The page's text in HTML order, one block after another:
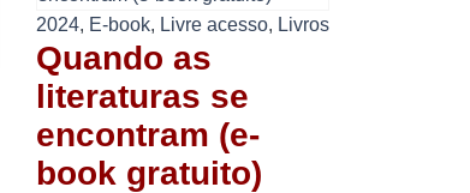
2024, E-book, Livre acesso, Livros
Quando as
literaturas se
encontram (e-
book gratuito)